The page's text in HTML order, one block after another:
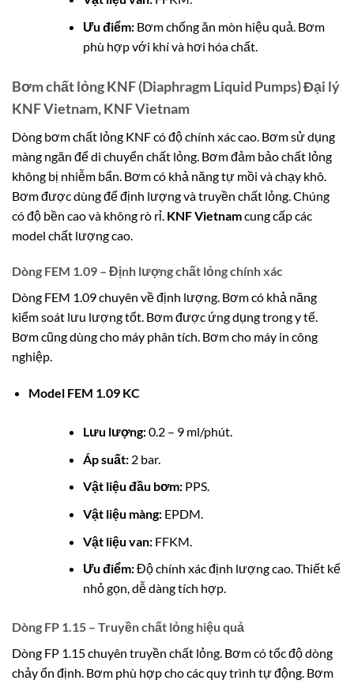
Ưu điểm:Bơm chống ăn mòn hiệu quả. Bơm
phù hợp với khí và hơi hóa chất.
Bơm chất lỏng KNF (Diaphragm Liquid Pumps) Đại lý
KNF Vietnam, KNF Vietnam
Dòng bơm chất lỏng KNF có độ chính xác cao. Bơm sử dụng
màng ngăn để di chuyển chất lỏng. Bơm đảm bảo chất lỏng
không bị nhiễm bẩn. Bơm có khả năng tự mồi và chạy khô.
Bơm được dùng để định lượng và truyền chất lỏng. Chúng
có độ bền cao và không rò rỉ. KNF Vietnamcung cấp các
model chất lượng cao.
Dòng FEM 1.09 – Định lượng chất lỏng chính xác
Dòng FEM 1.09 chuyên về định lượng. Bơm có khả năng
kiểm soát lưu lượng tốt. Bơm được ứng dụng trong y tế.
Bơm cũng dùng cho máy phân tích. Bơm cho máy in công
nghiệp.
Model FEM 1.09 KC
Lưu lượng:0.2 – 9 ml/phút.
Áp suất:2 bar.
Vật liệu đầu bơm:PPS.
Vật liệu màng:EPDM.
Vật liệu van:FFKM.
Ưu điểm:Độ chính xác định lượng cao. Thiết kế
nhỏ gọn, dễ dàng tích hợp.
Dòng FP 1.15 – Truyền chất lỏng hiệu quả
Dòng FP 1.15 chuyên truyền chất lỏng. Bơm có tốc độ dòng
chảy ổn định. Bơm phù hợp cho các quy trình tự động. Bơm